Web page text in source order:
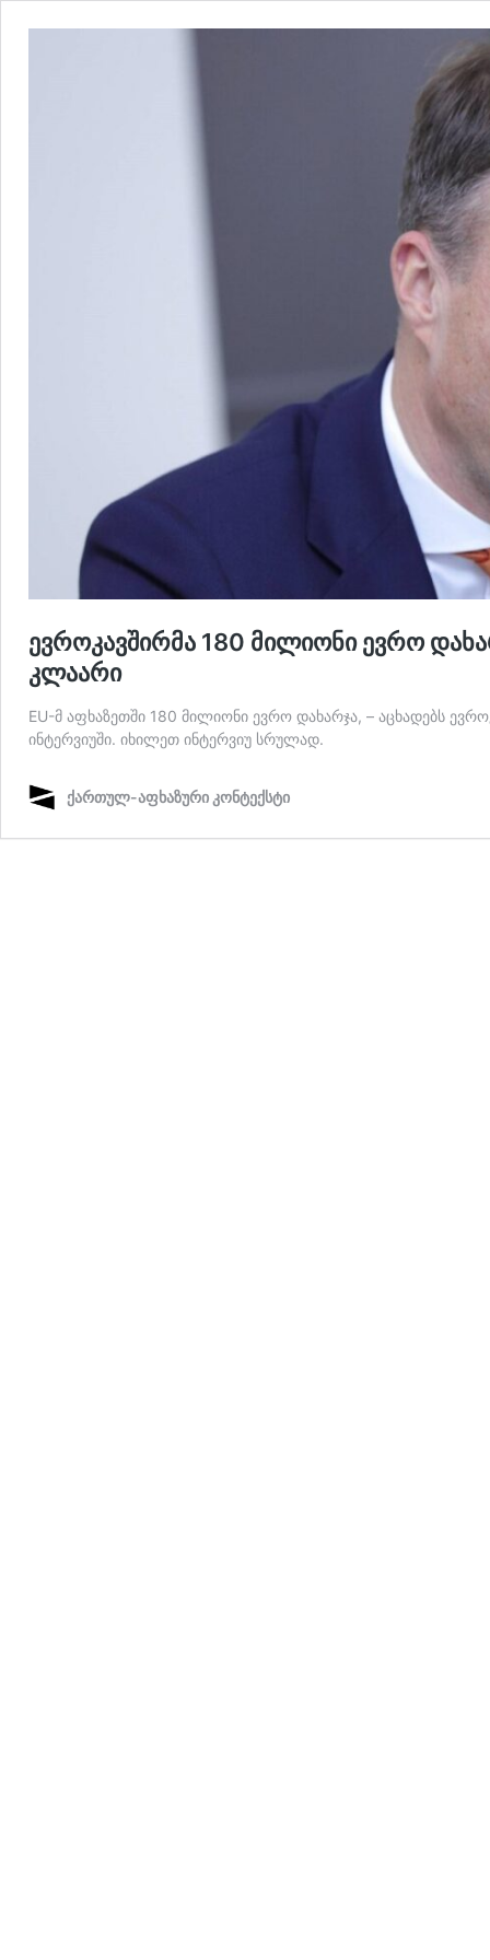
ევროკავშირმა 180 მილიონი ევრო
კლაარი
EU-მ აფხაზეთში 180 მილიონი ევრო დახარჯა, – აცხადებს
ინტერვიუში. იხილეთ ინტერვიუ სრულად.
ქართულ-აფხაზური კონტექსტი